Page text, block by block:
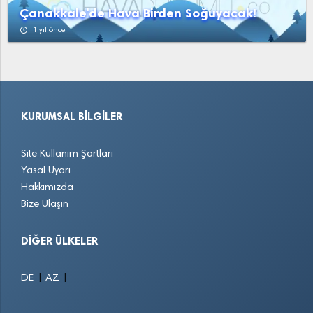
Çanakkale'de Hava Birden Soğuyacak!
access_time 1 yıl önce
KURUMSAL BILGILER
Site Kullanım Şartları
Yasal Uyarı
Hakkımızda
Bize Ulaşın
DIĞER ÜLKELER
DE AZ